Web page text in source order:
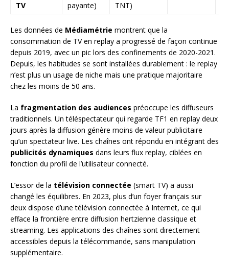
TV
payante)
TNT)
Les données de Médiamétrie montrent que la
consommation de TV en replay a progressé de façon continue
depuis 2019, avec un pic lors des confinements de 2020-2021.
Depuis, les habitudes se sont installées durablement : le replay
n’est plus un usage de niche mais une pratique majoritaire
chez les moins de 50 ans.
La fragmentation des audiences préoccupe les diffuseurs
traditionnels. Un téléspectateur qui regarde TF1 en replay deux
jours après la diffusion génère moins de valeur publicitaire
qu’un spectateur live. Les chaînes ont répondu en intégrant des
publicités dynamiques dans leurs flux replay, ciblées en
fonction du profil de l’utilisateur connecté.
L’essor de la télévision connectée (smart TV) a aussi
changé les équilibres. En 2023, plus d’un foyer français sur
deux dispose d’une télévision connectée à Internet, ce qui
efface la frontière entre diffusion hertzienne classique et
streaming. Les applications des chaînes sont directement
accessibles depuis la télécommande, sans manipulation
supplémentaire.